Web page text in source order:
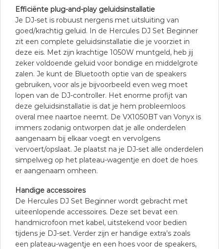
Efficiënte plug-and-play geluidsinstallatie
Je DJ-set is robuust nergens met uitsluiting van
goed/krachtig geluid. In de Hercules DJ Set Beginner
zit een complete geluidsinstallatie die je voorziet in
deze eis. Met zijn krachtige 1050W muntgeld, heb jij
zeker voldoende geluid voor bondige en middelgrote
zalen. Je kunt de Bluetooth optie van de speakers
gebruiken, voor als je bijvoorbeeld even weg moet
lopen van de DJ-controller. Het enorme profijt van
deze geluidsinstallatie is dat je hem probleemloos
overal mee naartoe neemt. De VX1050BT van Vonyx is
immers zodanig ontworpen dat je alle onderdelen
aangenaam bij elkaar voegt en vervolgens
vervoert/opslaat. Je plaatst na je DJ-set alle onderdelen
simpelweg op het plateau-wagentje en doet de hoes
er aangenaam omheen.
Handige accessoires
De Hercules DJ Set Beginner wordt gebracht met
uiteenlopende accessoires. Deze set bevat een
handmicrofoon met kabel, uitstekend voor bedien
tijdens je DJ-set. Verder zijn er handige extra’s zoals
een plateau-wagentje en een hoes voor de speakers,